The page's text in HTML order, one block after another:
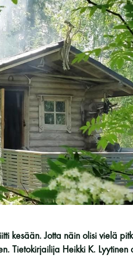
ry
Helsinki
4167
Suomen
kohteliaita
perustana
suomalaista
koskevaa
kesään. Jotta näin olisi vielä
Tietokirjailija Heikki K. Lyytinen